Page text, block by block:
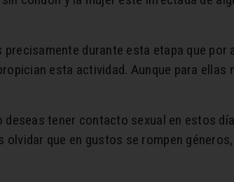
durante esta etapa que por
esta actividad. Aunque para ellas
tener contacto sexual en estos
que en gustos se rompen